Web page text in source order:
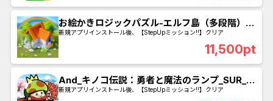
お絵かきロジックパズル-エルフ島（多段階）
（Android） - 謎-15クリア
新規アプリインストール後、【StepUpミッション!!】クリア
11,500pt
And_キノコ伝説：勇者と魔法のランプ_SUR_プ
レイヤーレベル120に到達
新規アプリインストール後、【StepUpミッション!!】クリア